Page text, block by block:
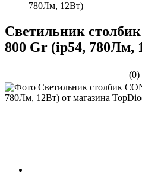
780Лм, 12Вт)
Светильник
800 Gr (ip54, 780Лм,
(0)